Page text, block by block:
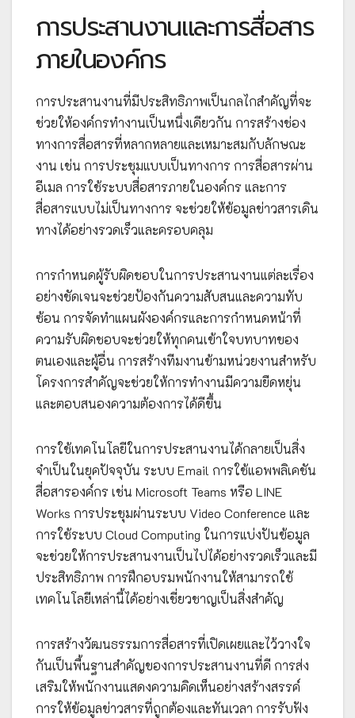
การประสานงานและการสื่อสาร
ภายในองค์กร
การประสานงานที่มีประสิทธิภาพเป็นกลไกสำคัญที่จะ
ช่วยให้องค์กรทำงานเป็นหนึ่งเดียวกัน การสร้างช่อง
ทางการสื่อสารที่หลากหลายและเหมาะสมกับลักษณะ
งาน เช่น การประชุมแบบเป็นทางการ การสื่อสารผ่าน
อีเมล การใช้ระบบสื่อสารภายในองค์กร และการ
สื่อสารแบบไม่เป็นทางการ จะช่วยให้ข้อมูลข่าวสารเดิน
ทางได้อย่างรวดเร็วและครอบคลุม
การกำหนดผู้รับผิดชอบในการประสานงานแต่ละเรื่อง
อย่างชัดเจนจะช่วยป้องกันความสับสนและความทับ
ซ้อน การจัดทำแผนผังองค์กรและการกำหนดหน้าที่
ความรับผิดชอบจะช่วยให้ทุกคนเข้าใจบทบาทของ
ตนเองและผู้อื่น การสร้างทีมงานข้ามหน่วยงานสำหรับ
โครงการสำคัญจะช่วยให้การทำงานมีความยืดหยุ่น
และตอบสนองความต้องการได้ดีขึ้น
การใช้เทคโนโลยีในการประสานงานได้กลายเป็นสิ่ง
จำเป็นในยุคปัจจุบัน ระบบ Email การใช้แอพพลิเคชัน
สื่อสารองค์กร เช่น Microsoft Teams หรือ LINE
Works การประชุมผ่านระบบ Video Conference และ
การใช้ระบบ Cloud Computing ในการแบ่งปันข้อมูล
จะช่วยให้การประสานงานเป็นไปได้อย่างรวดเร็วและมี
ประสิทธิภาพ การฝึกอบรมพนักงานให้สามารถใช้
เทคโนโลยีเหล่านี้ได้อย่างเชี่ยวชาญเป็นสิ่งสำคัญ
การสร้างวัฒนธรรมการสื่อสารที่เปิดเผยและไว้วางใจ
กันเป็นพื้นฐานสำคัญของการประสานงานที่ดี การส่ง
เสริมให้พนักงานแสดงความคิดเห็นอย่างสร้างสรรค์
การให้ข้อมูลข่าวสารที่ถูกต้องและทันเวลา การรับฟัง